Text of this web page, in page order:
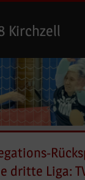
Kirchzell
dritte Liga: